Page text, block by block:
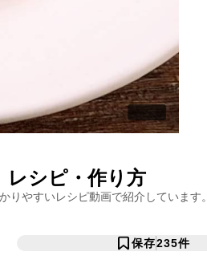
レシピ・作り方
りやすいレシピ動画で紹介しています。
保存235件